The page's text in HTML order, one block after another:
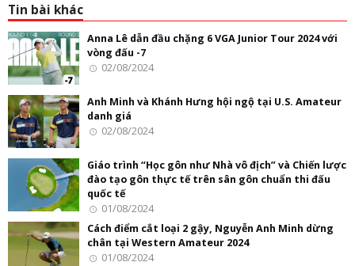
Tin bài khác
Anna Lê dẫn đầu chặng 6 VGA Junior Tour 2024 với
vòng đấu -7
02/08/2024
Anh Minh và Khánh Hưng hội ngộ tại U.S. Amateur
danh giá
02/08/2024
Giáo trình “Học gôn như Nhà vô địch” và Chiến lược
đào tạo gôn thực tế trên sân gôn chuẩn thi đấu
quốc tế
01/08/2024
Cách điểm cắt loại 2 gậy, Nguyễn Anh Minh dừng
chân tại Western Amateur 2024
01/08/2024